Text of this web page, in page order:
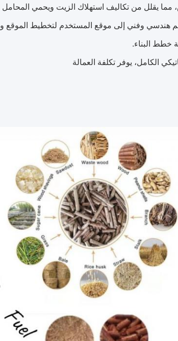
مما يقلل من تكاليف استهلاك الزيت ويحمي المحامل
هندسي وفني إلى موقع المستخدم لتخطيط الموقع
خطط البناء.
الكامل، يوفر تكلفة العمالة